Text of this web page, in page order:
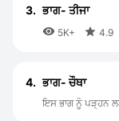
3. ਭਾਗ- ਤੀਜਾ
 5K+  4.9
4. ਭਾਗ- ਚੌਥਾ
ਇਸ ਭਾਗ ਨੂੰ ਪੜ੍ਹਨ